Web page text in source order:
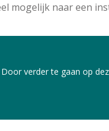
mogelijk naar een
verder te gaan op